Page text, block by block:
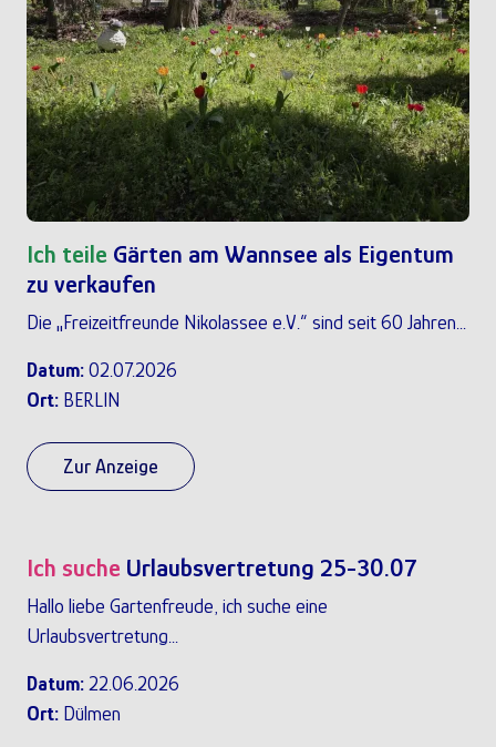
Ich teile Gärten am Wannsee als Eigentum
zu verkaufen
Die „Freizeitfreunde Nikolassee e.V.“ sind seit 60 Jahren...
Datum: 02.07.2026
Ort: BERLIN
Zur Anzeige
Ich suche Urlaubsvertretung 25-30.07
Hallo liebe Gartenfreude, ich suche eine
Urlaubsvertretung...
Datum: 22.06.2026
Ort: Dülmen